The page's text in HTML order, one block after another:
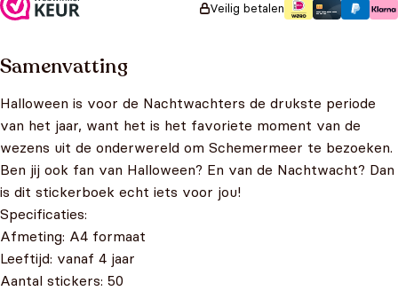
Veilig betalen
Samenvatting
Halloween is voor de Nachtwachters de drukste periode
van het jaar, want het is het favoriete moment van de
wezens uit de onderwereld om Schemermeer te bezoeken.
Ben jij ook fan van Halloween? En van de Nachtwacht? Dan
is dit stickerboek echt iets voor jou!
Specificaties:
Afmeting: A4 formaat
Leeftijd: vanaf 4 jaar
Aantal stickers: 50